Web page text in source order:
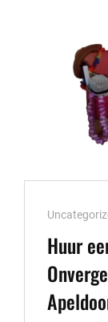
Cat
Links
Huur